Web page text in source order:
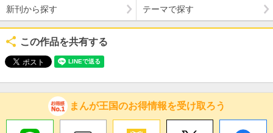
新刊から探す テーマで探す
この作品を共有する
まんが王国のお得情報を受け取ろう